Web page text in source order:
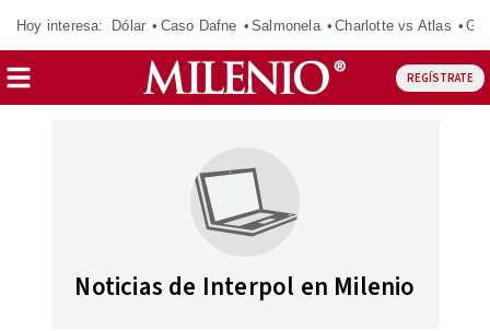
Hoy interesa: Dólar Caso Dafne Salmonela Charlotte vs Atlas
REGÍSTRATE
Noticias de Interpol en Milenio